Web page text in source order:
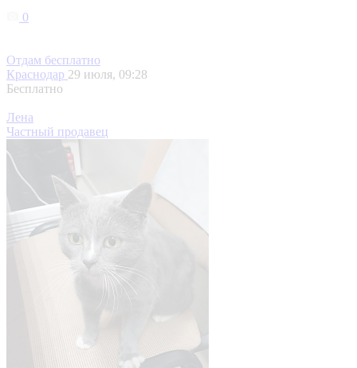
0
Отдам бесплатно
Краснодар 29 июля, 09:28
Бесплатно
Лена
Частный продавец